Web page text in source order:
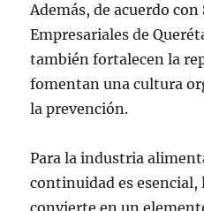
Además, de acuerdo
Empresariales de
también fortalecen la
fomentan una cultura
la prevención.
Para la industria
continuidad es esencial,